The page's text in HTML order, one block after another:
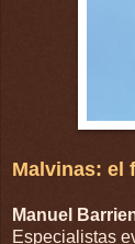
Malvinas: el
Manuel
Especialistas